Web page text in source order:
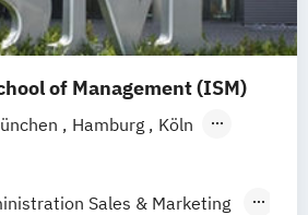
of Management (ISM)
Hamburg
Köln
Präsenzstudium
Sales & Marketing